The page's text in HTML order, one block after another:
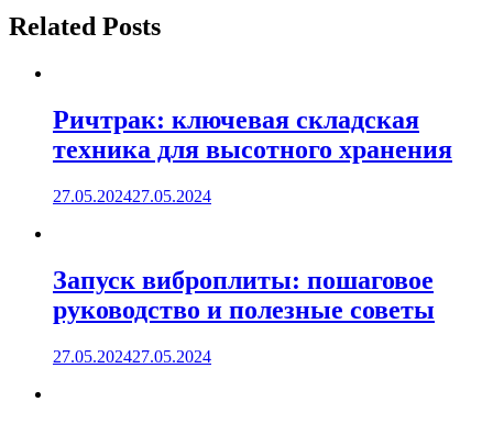
Related Posts
Ричтрак: ключевая складская
техника для высотного хранения
27.05.202427.05.2024
Запуск виброплиты: пошаговое
руководство и полезные советы
27.05.202427.05.2024